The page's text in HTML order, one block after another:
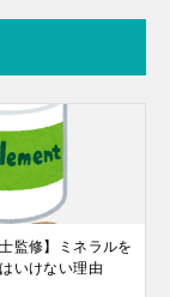
監修】ミネラルを
いけない理由